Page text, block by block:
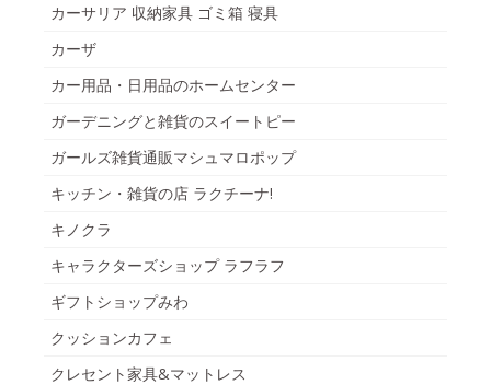
カーサリア 収納家具 ゴミ箱 寝具
カーザ
カー用品・日用品のホームセンター
ガーデニングと雑貨のスイートピー
ガールズ雑貨通販マシュマロポップ
キッチン・雑貨の店 ラクチーナ!
キノクラ
キャラクターズショップ ラフラフ
ギフトショップみわ
クッションカフェ
クレセント家具&マットレス